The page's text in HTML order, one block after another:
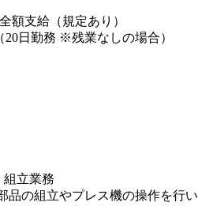
額支給（規定あり）
20日勤務 ※残業なしの場合）
組立業務
品の組立やプレス機の操作を行